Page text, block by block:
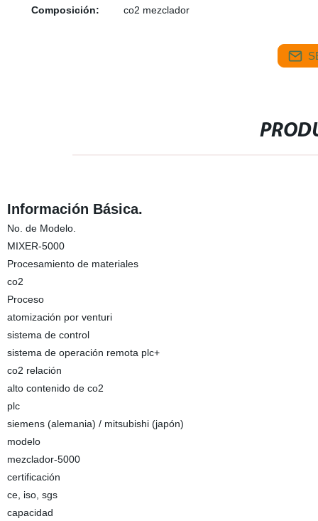
Composición:
co2 mezclador
Información Básica.
No. de Modelo.
MIXER-5000
Procesamiento de materiales
co2
Proceso
atomización por venturi
sistema de control
sistema de operación remota plc+
co2 relación
alto contenido de co2
plc
siemens (alemania) / mitsubishi (japón)
modelo
mezclador-5000
certificación
ce, iso, sgs
capacidad